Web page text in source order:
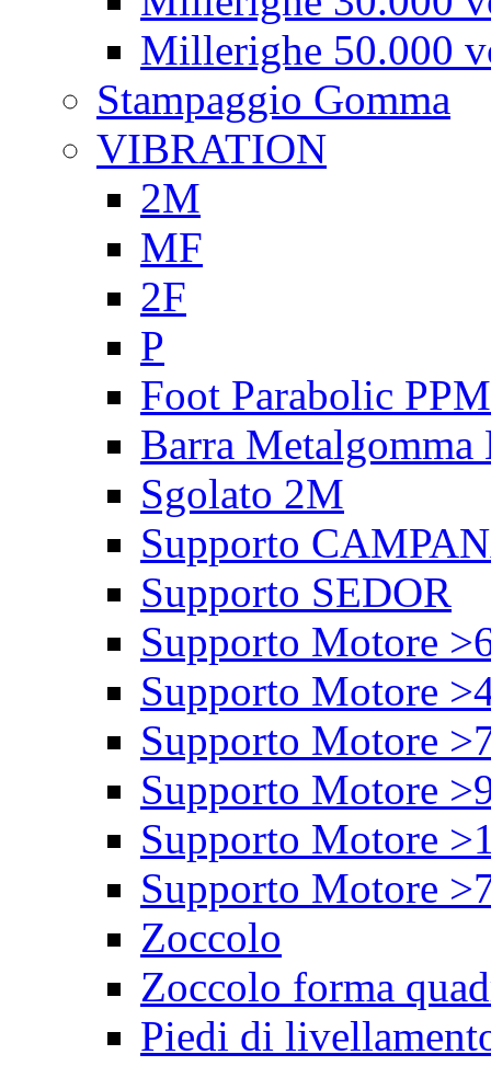
Millerighe 50.000
Stampaggio Gomma
VIBRATION
2M
MF
2F
P
Foot Parabolic PPM
Barra Metalgomma
Sgolato 2M
Supporto
Supporto SEDOR
Supporto Motore
Supporto Motore
Supporto Motore
Supporto Motore
Supporto Motore
Supporto Motore
Zoccolo
Zoccolo forma
Piedi di